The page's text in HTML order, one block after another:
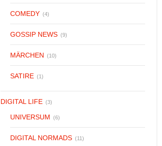
COMEDY (4)
GOSSIP NEWS (9)
MÄRCHEN (10)
SATIRE (1)
DIGITAL LIFE (3)
UNIVERSUM (6)
DIGITAL NORMADS (11)